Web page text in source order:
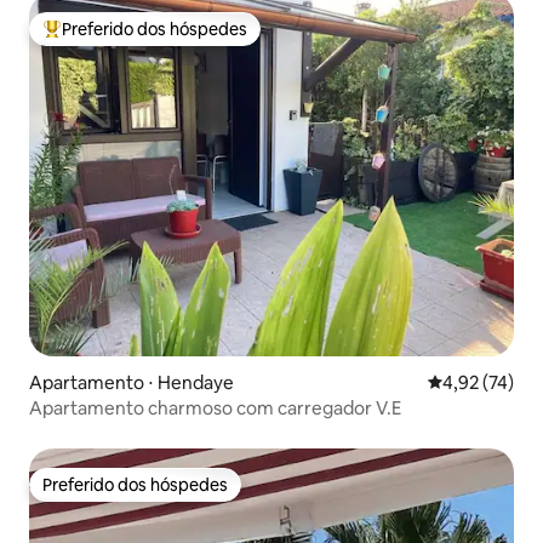
Entre os melhores preferidos dos hóspedes
Preferido dos hóspedes
Apartamento ⋅ Hendaye 4,92 de uma
4,92 (74)
Apartamento charmoso com carregador V.E
Preferido dos hóspedes
Preferido dos hóspedes